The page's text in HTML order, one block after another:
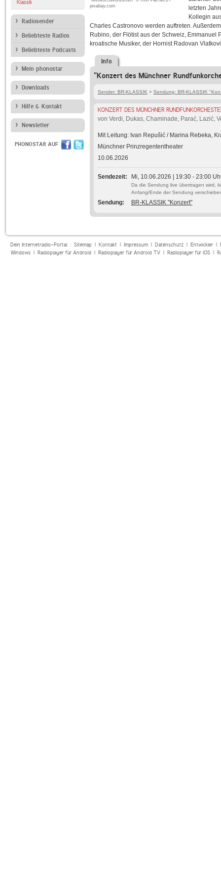
Klassik
Radiosender
Beliebteste Radios
Beliebteste Podcasts
Mein phonostar
Downloads
Hilfe & Kontakt
Newsletter
PHONOSTAR AUF
pixabay.com
letzten
Kollegin
Charles Castronovo werden auftreten.
Rubino, der Flötist aus der Schweiz, Emmanuel
kroatische Musiker, der Hornist Radovan
Info
"Konzert des Münchner
Sender: BR-KLASSIK > Sendung: BR-KLASSIK
KONZERT DES MÜNCHNER
von Verdi, Dukas, Chaminade, Parać, Lazić,
Mit Leitung: Ivan Repušić / Marina Rebeka,
Münchner Prinzregententheater
10.06.2026
Sendezeit Mi, 10.06.2026 | 19:30 - 23:00
Da die Sendung live übertragen wird,
Anfang/Ende der Sendung
Sendung BR-KLASSIK "Konzert"
Dein Internetradio-Portal : Sitemap| Kontakt| Impressum| Datenschutz| Entwickler|
Windows| Radioplayer für Android| Radioplayer für Android TV| Radioplayer für iOS|